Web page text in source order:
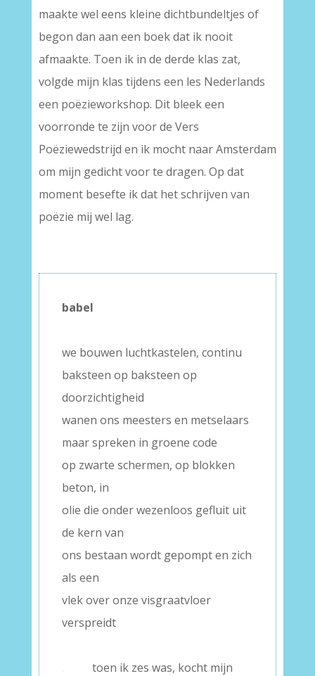
maakte wel eens kleine dichtbundeltjes of
begon dan aan een boek dat ik nooit
afmaakte. Toen ik in de derde klas zat,
volgde mijn klas tijdens een les Nederlands
een poëzieworkshop. Dit bleek een
voorronde te zijn voor de Vers
Poëziewedstrijd en ik mocht naar Amsterdam
om mijn gedicht voor te dragen. Op dat
moment besefte ik dat het schrijven van
poëzie mij wel lag.
babel
we bouwen luchtkastelen, continu
baksteen op baksteen op
doorzichtigheid
wanen ons meesters en metselaars
maar spreken in groene code
op zwarte schermen, op blokken
beton, in
olie die onder wezenloos gefluit uit
de kern van
ons bestaan wordt gepompt en zich
als een
vlek over onze visgraatvloer
verspreidt
.
toen ik zes was, kocht mijn